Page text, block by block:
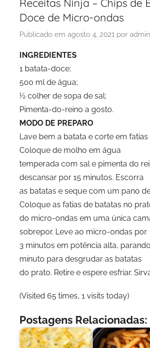
Receitas Ninja – Chips de
Doce de Micro-ondas
Publicado em agosto 4, 2021 por admin
INGREDIENTES
1 batata-doce;
500 ml de água;
½ colher de sopa de sal;
Pimenta-do-reino a gosto.
MODO DE PREPARO
Lave bem a batata e corte em fatias
Coloque de molho em água
temperada com sal e pimenta do
descansar por 15 minutos. Escorra
as batatas e seque com um pano
Coloque as fatias de batatas no
do micro-ondas em uma única
sobrepor. Leve ao micro-ondas por
3 minutos em potência alta,
minuto para desgrudar as batatas
do prato. Retire e espere esfriar.
(Visited 65 times, 1 visits today)
Postagens Relacionadas: